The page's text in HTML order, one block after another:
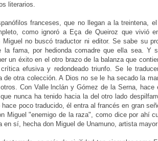
literarios.
franceses, que no llegan a la treintena,
como ignoró a Eça de Queiroz que vivió
Miguel no buscó traductor ni editor. Se sabe su
la fama, por hedionda comadre que ella sea. Y
un éxito en el otro brazo de la balanza que
crítica efusiva y redondeado triunfo. Se le
de otra colección. A Dios no se le ha secado la
Con Valle lnclán y Gómez de la Serna, hace
nunca ha tenido hacia la del otro lado
poco traducido, él entra al francés en gran
Miguel "enemigo de la raza", como dice por ahí
en sí, hecha don Miguel de Unamuno, artista